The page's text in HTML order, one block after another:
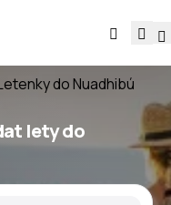
do Nuadhibú
lety do